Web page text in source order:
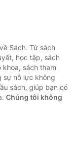
Sách. Từ sách
học tập, sách
sách tham
sự nỗ lực không
sách, giúp bạn có
Chúng tôi không